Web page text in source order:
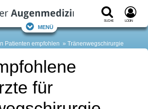
Suche Login
Menü
Patienten empfohlen Tränenwegschirurgie
für